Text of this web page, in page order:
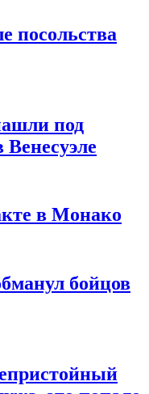
посольства
под
в Монако
бойцов